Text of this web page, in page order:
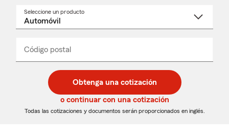
Seleccione un producto
desplegable
Código postal
de
5
dígitos
de
5
dígitos
_____
Obtenga una cotización
o continuar con una cotización
Todas las cotizaciones y documentos serán proporcionados en inglés.